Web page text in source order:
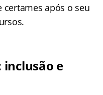
após o seu
inclusão e